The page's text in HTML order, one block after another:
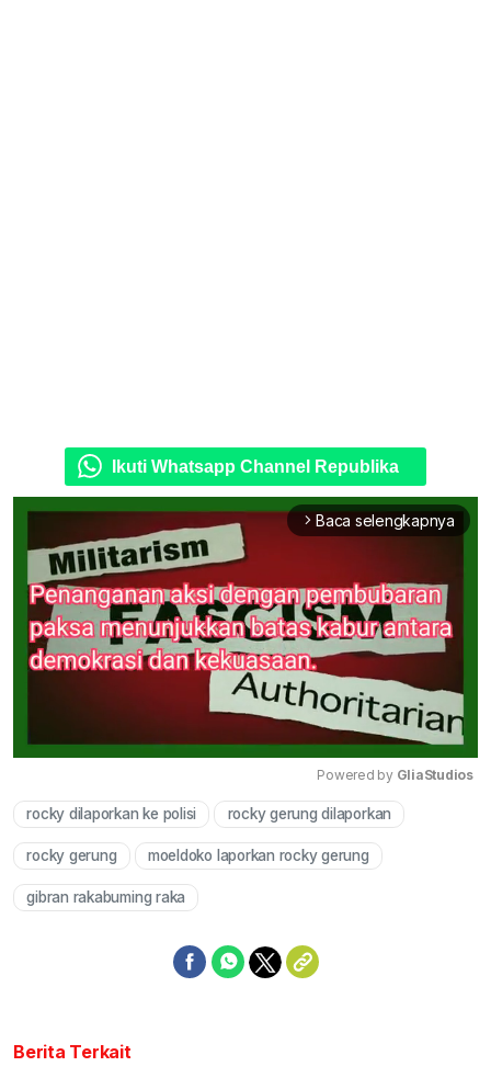
Ikuti Whatsapp Channel Republika
arrow_forward_ios Baca selengkapnya
Mute
Powered by GliaStudios
rocky dilaporkan ke polisi rocky gerung dilaporkan
rocky gerung moeldoko laporkan rocky gerung
gibran rakabuming raka
Berita Terkait